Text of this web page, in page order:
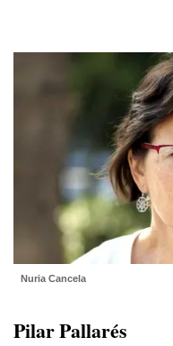
Nuria Cancela
Pilar Pallarés